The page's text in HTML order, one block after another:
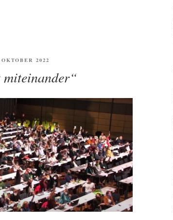
2022
miteinander“